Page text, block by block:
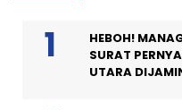
HEBOH!
SURAT
UTARA